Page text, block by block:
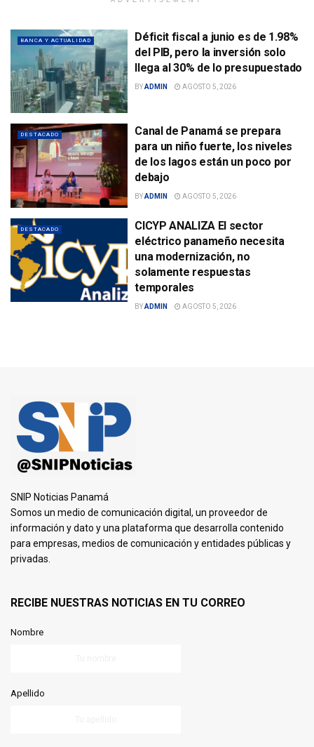
BANCA Y ACTUALIDAD
Déficit fiscal a junio es de 1.98%
del PIB, pero la inversión solo
llega al 30% de lo presupuestado
BYADMIN AGOSTO 5, 2026
DESTACADO
Canal de Panamá se prepara
para un niño fuerte, los niveles
de los lagos están un poco por
debajo
BYADMIN AGOSTO 5, 2026
DESTACADO
CICYP ANALIZA El sector
eléctrico panameño necesita
una modernización, no
solamente respuestas
temporales
BYADMIN AGOSTO 5, 2026
SNIP Noticias Panamá
Somos un medio de comunicación digital, un proveedor de
información y dato y una plataforma que desarrolla contenido
para empresas, medios de comunicación y entidades públicas y
privadas.
RECIBE NUESTRAS NOTICIAS EN TU CORREO
Nombre
Apellido